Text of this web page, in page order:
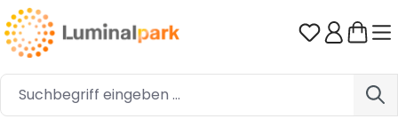
Zum Hauptinhalt springen Du hast 0